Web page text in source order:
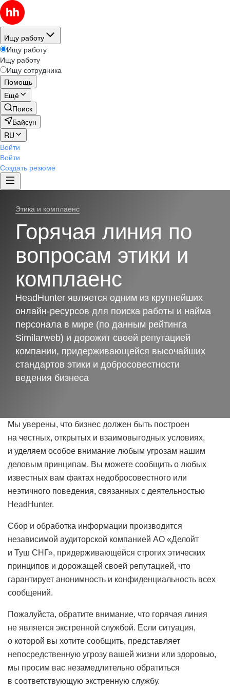
Ищу работу
Ищу работу
Ищу работу
Ищу сотрудника
Помощь
Ещё
Поиск
Байсун
RU
Войти
Войти
Создать резюме
Этика и комплаенс
Горячая линия по
вопросам этики и
комплаенс
HeadHunter является одним из крупнейших
онлайн-ресурсов для поиска работы и найма
персонала в мире (по данным рейтинга
Similarweb) и дорожит своей репутацией
компании, придерживающейся высочайших
стандартов этики и добросовестности
ведения бизнеса
Мы уверены, что бизнес должен быть построен
на честных, открытых и взаимовыгодных условиях,
и уделяем особое внимание любым угрозам нашим
деловым принципам. Вы можете сообщить о любых
известных вам фактах недобросовестного или
неэтичного поведения, связанных с деятельностью
HeadHunter.
Сбор и обработка информации производится
независимой аудиторской компанией АО «Делойт
и Туш СНГ», придерживающейся строгих этических
принципов и дорожащей своей репутацией, что
гарантирует анонимность и конфиденциальность всех
сообщений.
Пожалуйста, обратите внимание, что горячая линия
не является экстренной службой. Если ситуация,
о которой вы хотите сообщить, представляет
непосредственную угрозу вашей жизни или здоровью,
мы просим вас незамедлительно обратиться
в соответствующую экстренную службу.